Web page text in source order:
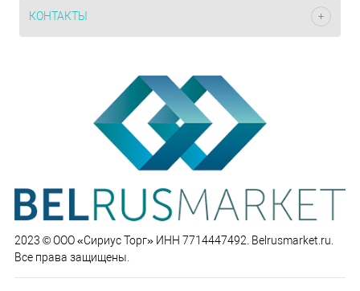
КОНТАКТЫ
2023 © ООО «Сириус Торг» ИНН 7714447492. Belrusmarket.ru.
Все права защищены.